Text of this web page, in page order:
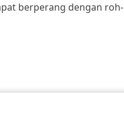
berperang dengan roh-